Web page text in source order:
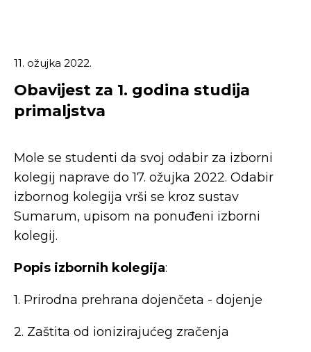
11. ožujka 2022.
Obavijest za 1. godina studija
primaljstva
Mole se studenti da svoj odabir za izborni
kolegij naprave do 17. ožujka 2022. Odabir
izbornog kolegija vrši se kroz sustav
Sumarum, upisom na ponuđeni izborni
kolegij.
Popis izbornih kolegija:
1. Prirodna prehrana dojenčeta - dojenje
2. Zaštita od ionizirajućeg zračenja